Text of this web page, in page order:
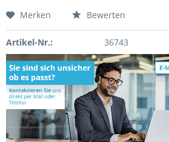
Merken Bewerten
Artikel-Nr.: 36743